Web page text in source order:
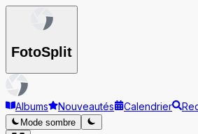
FotoSplit
Albums Nouveautés Calendrier
Mode sombre